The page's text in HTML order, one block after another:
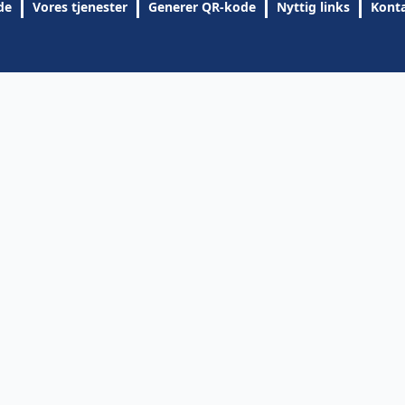
Vores tjenester Generer QR-kode Nyttig links